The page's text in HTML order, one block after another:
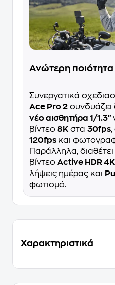
Ανώτερη ποιότητα
Συνεργατικά
Ace Pro 2 συνδυάζει
νέο αισθητήρα 1/1.3"
βίντεο 8K στα 30fps,
120fps και
Παράλληλα, διαθέτει
βίντεο Active HDR 4K
λήψεις ημέρας και
φωτισμό.
Χαρακτηριστικά